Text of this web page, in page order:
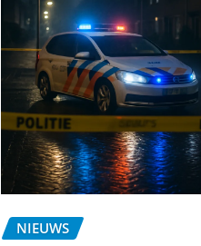
NIEUWS